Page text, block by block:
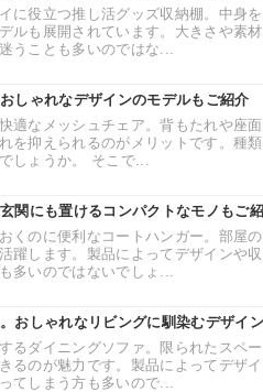
に役立つ推し活グッズ収納棚。中身
ルも展開されています。大きさや素
うことも多いのではな...
しゃれなデザインのモデルもご紹介
適なメッシュチェア。背もたれや座
を抑えられるのがメリットです。種
しょうか。 そこで...
関にも置けるコンパクトなモノもご
くのに便利なコートハンガー。部屋
躍します。製品によってデザインや
多いのではないでしょ...
おしゃれなリビングに馴染むデザイ
るダイニングソファ。限られたスペー
るのが魅力です。製品によってデザ
てしまう方も多いので...